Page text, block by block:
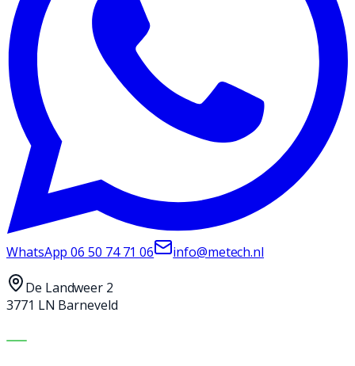
WhatsApp06 50 74 71 06 info@metech.nl
De Landweer 2
3771 LN Barneveld
MACHINES